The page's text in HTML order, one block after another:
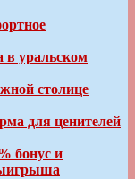
в уральском
столице
для ценителей
бонус и